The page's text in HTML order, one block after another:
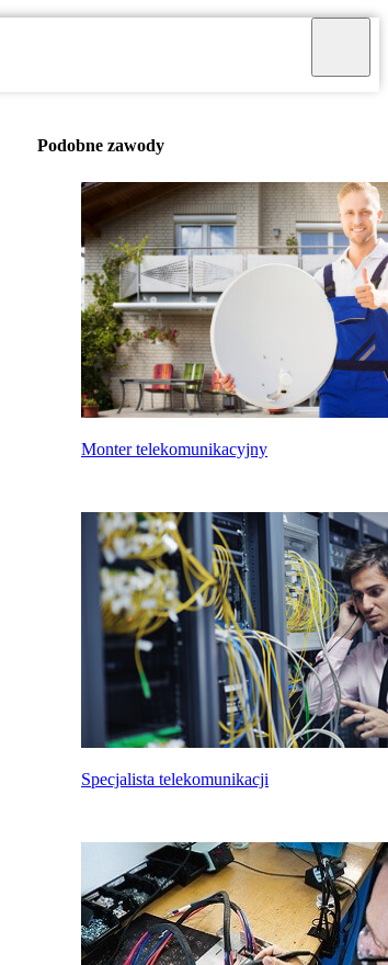
Podobne zawody
Monter telekomunikacyjny
Specjalista telekomunikacji